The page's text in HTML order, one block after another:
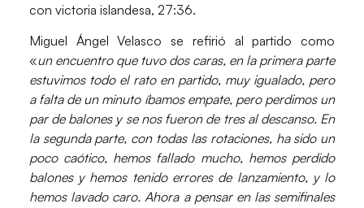
con victoria islandesa, 27:36.
Miguel Ángel Velasco se refirió al partido como
«un encuentro que tuvo dos caras, en la primera parte
estuvimos todo el rato en partido, muy igualado, pero
a falta de un minuto íbamos empate, pero perdimos un
par de balones y se nos fueron de tres al descanso. En
la segunda parte, con todas las rotaciones, ha sido un
poco caótico, hemos fallado mucho, hemos perdido
balones y hemos tenido errores de lanzamiento, y lo
hemos lavado caro. Ahora a pensar en las semifinales